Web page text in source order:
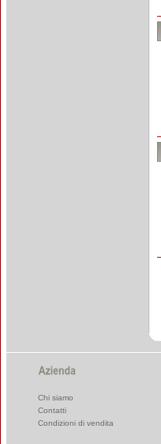
Chi siamo
Contatti
Condizioni di vendita